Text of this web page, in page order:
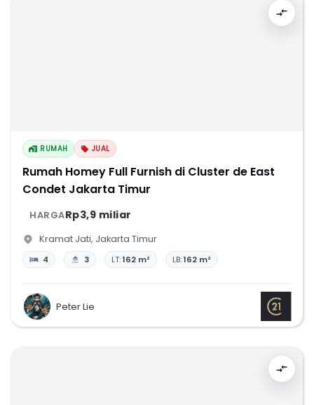
RUMAH JUAL
Rumah Homey Full Furnish di Cluster de East
Condet Jakarta Timur
HARGARp3,9 miliar
Kramat Jati, Jakarta Timur
4 3 LT:162 m² LB:162 m²
Peter Lie